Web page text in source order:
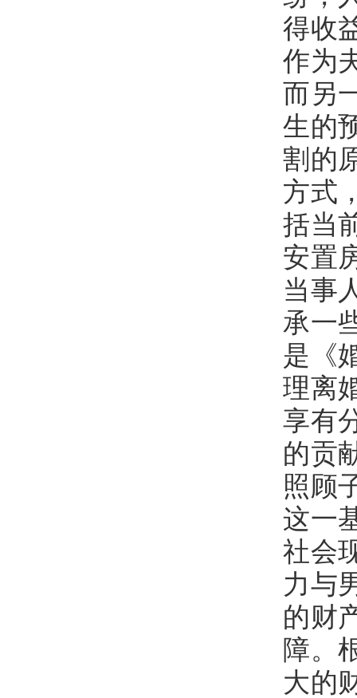
得收
作为
而另
生的
割的
方式
括当
安置
当事
承一
是《
理离
享有
的贡
照顾
这一
社会
力与
的财
障。
大的